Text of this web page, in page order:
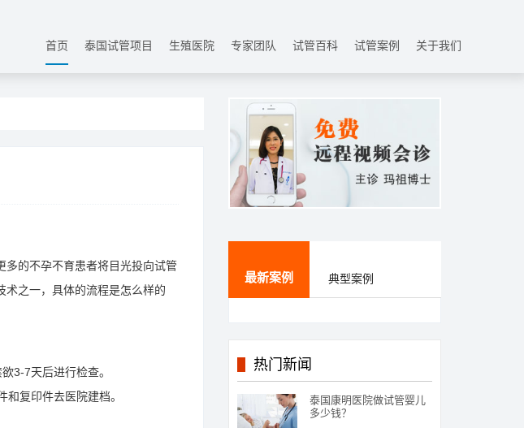
首页 泰国试管项目 生殖医院 专家团队 试管百科 试管案例 关于我们
多的不孕不育患者将目光投向试管
术之一，具体的流程是怎么样的
3-7天后进行检查。
复印件去医院建档。
最新案例 典型案例
热门新闻
泰国康明医院做试管婴儿
多少钱？